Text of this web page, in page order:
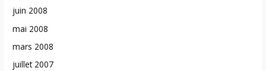
juin 2008
mai 2008
mars 2008
juillet 2007